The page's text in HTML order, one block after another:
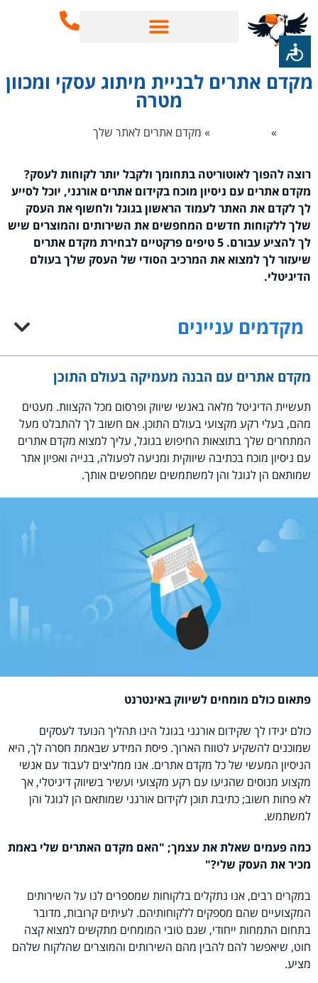
אתרים לבניית מיתוג עסקי ומכוון
מטרה
»קידום אורגני »מקדם אתרים לאתר שלך
רוצה להפוך לאוטוריטה בתחומך ולקבל יותר לקוחות לעסק?
מקדם אתרים עם ניסיון מוכח בקידום אתרים אורגני, יוכל לסייע
לך לקדם את האתר לעמוד הראשון בגוגל ולחשוף את העסק
שלך ללקוחות חדשים המחפשים את השירותים והמוצרים שיש
לך להציע עבורם. 5 טיפים פרקטיים לבחירת מקדם אתרים
שיעזור לך למצוא את המרכיב הסודי של העסק שלך בעולם
הדיגיטלי.
מקדמים עניינים
מקדם אתרים עם הבנה מעמיקה בעולם התוכן
תעשיית הדיגיטל מלאה באנשי שיווק ופרסום מכל הקצוות. מעטים
מהם, בעלי רקע מקצועי בעולם התוכן. אם חשוב לך להתבלט מעל
המתחרים שלך בתוצאות החיפוש בגוגל, עליך למצוא מקדם אתרים
עם ניסיון מוכח בכתיבה שיווקית ומניעה לפעולה, בנייה ואפיון אתר
שמותאם הן לגוגל והן למשתמשים שמחפשים אותך.
פתאום כולם מומחים לשיווק באינטרנט
כולם יגידו לך שקידום אורגני בגוגל הינו תהליך הנועד לעסקים
שמוכנים להשקיע לטווח הארוך. פיסת המידע שבאמת חסרה לך, היא
הניסיון המעשי של כל מקדם אתרים. אנו ממליצים לעבוד עם אנשי
מקצוע מנוסים שהגיעו עם רקע מקצועי ועשיר בשיווק דיגיטלי, אך
לא פחות חשוב; כתיבת תוכן לקידום אורגני שמותאם הן לגוגל והן
למשתמש.
כמה פעמים שאלת את עצמך; "האם מקדם האתרים שלי באמת
מכיר את העסק שלי?"
במקרים רבים, אנו נתקלים בלקוחות שמספרים לנו על השירותים
המקצועיים שהם מספקים ללקוחותיהם. לעיתים קרובות, מדובר
בתחום התמחות ייחודי, שגם טובי המומחים מתקשים למצוא קצה
חוט, שיאפשר להם להבין מהם השירותים והמוצרים שהלקוח שלהם
מציע.